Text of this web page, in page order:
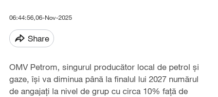
06:44:56,06-Nov-2025
Share
OMV Petrom, singurul producător local de petrol şi
gaze, îşi va diminua până la finalul lui 2027 numărul
de angajaţi la nivel de grup cu circa 10% faţă de